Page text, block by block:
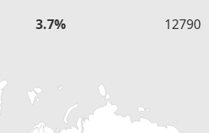
3.7% 12790